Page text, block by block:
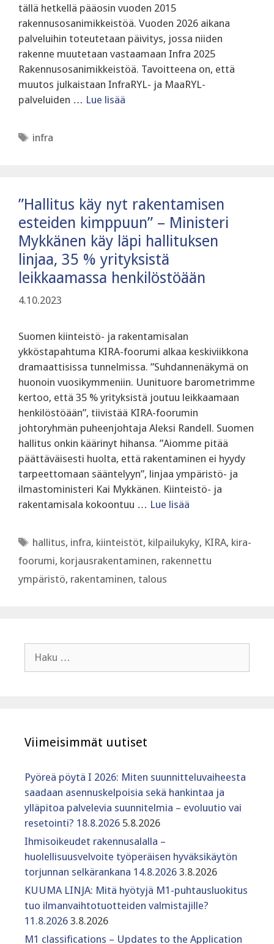
tällä hetkellä pääosin vuoden 2015
rakennusosanimikkeistöä. Vuoden 2026 aikana
palveluihin toteutetaan päivitys, jossa niiden
rakenne muutetaan vastaamaan Infra 2025
Rakennusosanimikkeistöä. Tavoitteena on, että
muutos julkaistaan InfraRYL- ja MaaRYL-
palveluiden … Lue lisää
Avainsanat
infra
”Hallitus käy nyt rakentamisen
esteiden kimppuun” – Ministeri
Mykkänen käy läpi hallituksen
linjaa, 35 % yrityksistä
leikkaamassa henkilöstöään
4.10.2023
Suomen kiinteistö- ja rakentamisalan
ykköstapahtuma KIRA-foorumi alkaa keskiviikkona
dramaattisissa tunnelmissa. ”Suhdannenäkymä on
huonoin vuosikymmeniin. Uunituore barometrimme
kertoo, että 35 % yrityksistä joutuu leikkaamaan
henkilöstöään”, tiivistää KIRA-foorumin
johtoryhmän puheenjohtaja Aleksi Randell. Suomen
hallitus onkin käärinyt hihansa. ”Aiomme pitää
päättäväisesti huolta, että rakentaminen ei hyydy
tarpeettomaan sääntelyyn”, linjaa ympäristö- ja
ilmastoministeri Kai Mykkänen. Kiinteistö- ja
rakentamisala kokoontuu … Lue lisää
Avainsanat
hallitus, infra, kiinteistöt, kilpailukyky, KIRA, kira-
foorumi, korjausrakentaminen, rakennettu
ympäristö, rakentaminen, talous
Viimeisimmät uutiset
Pyöreä pöytä I 2026: Miten suunnitteluvaiheesta
saadaan asennuskelpoisia sekä hankintaa ja
ylläpitoa palvelevia suunnitelmia – evoluutio vai
resetointi? 18.8.2026 5.8.2026
Ihmisoikeudet rakennusalalla –
huolellisuusvelvoite työperäisen hyväksikäytön
torjunnan selkärankana 14.8.2026 3.8.2026
KUUMA LINJA: Mitä hyötyjä M1-puhtausluokitus
tuo ilmanvaihtotuotteiden valmistajille?
11.8.2026 3.8.2026
M1 classifications – Updates to the Application